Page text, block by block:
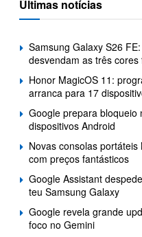
Últimas notícias
Samsung Galaxy S26
desvendam as três cores
Honor MagicOS 11:
arranca para 17
Google prepara bloqueio
dispositivos Android
Novas consolas
com preços fantásticos
Google Assistant
teu Samsung Galaxy
Google revela grande
foco no Gemini